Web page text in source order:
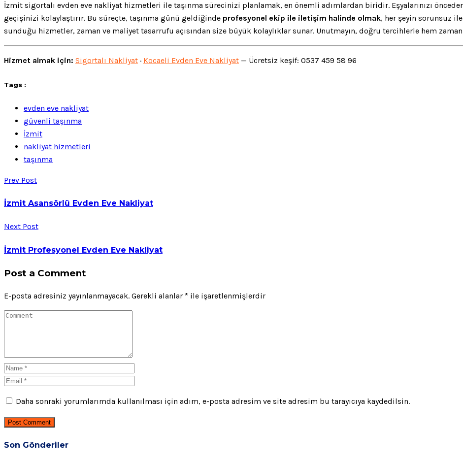
İzmit sigortalı evden eve nakliyat hizmetleri ile taşınma sürecinizi planlamak, en önemli adımlardan biridir. Eşyalarınızı
geçişinizi kolaylaştırır. Bu süreçte, taşınma günü geldiğinde profesyonel ekip ile iletişim halinde olmak, her şeyin sorunsuz
sunduğu hizmetler, zaman ve maliyet tasarrufu açısından size büyük kolaylıklar sunar. Unutmayın, doğru tercihlerle hem
Hizmet almak için: Sigortalı Nakliyat · Kocaeli Evden Eve Nakliyat — Ücretsiz keşif: 0537 459 58 96
Tags :
evden eve nakliyat
güvenli taşınma
İzmit
nakliyat hizmetleri
taşınma
Prev Post
İzmit Asansörlü Evden Eve Nakliyat
Next Post
İzmit Profesyonel Evden Eve Nakliyat
Post a Comment
E-posta adresiniz yayınlanmayacak. Gerekli alanlar * ile işaretlenmişlerdir
Daha sonraki yorumlarımda kullanılması için adım, e-posta adresim ve site adresim bu tarayıcıya kaydedilsin.
Post Comment
Son Gönderiler